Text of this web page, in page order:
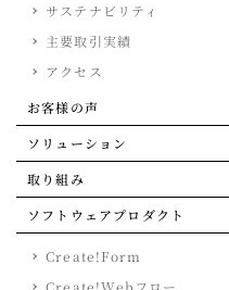
サステナビリティ
主要取引実績
アクセス
お客様の声
ソリューション
取り組み
ソフトウェアプロダクト
Create!Form
Create!Webフロー